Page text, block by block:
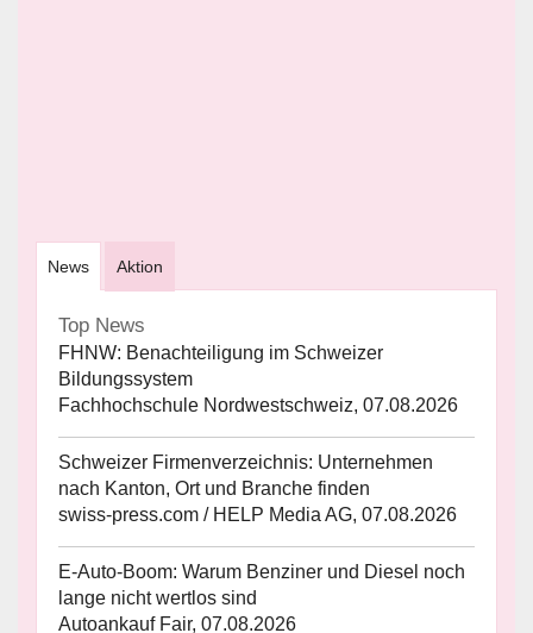
News Aktion
Top News
FHNW: Benachteiligung im Schweizer
Bildungssystem
Fachhochschule Nordwestschweiz, 07.08.2026
Schweizer Firmenverzeichnis: Unternehmen
nach Kanton, Ort und Branche finden
swiss-press.com / HELP Media AG, 07.08.2026
E-Auto-Boom: Warum Benziner und Diesel noch
lange nicht wertlos sind
Autoankauf Fair, 07.08.2026